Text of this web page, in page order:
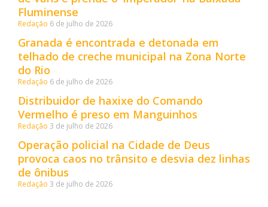
Fluminense
Redação 6 de julho de 2026
Granada é encontrada e detonada em
telhado de creche municipal na Zona Norte
do Rio
Redação 6 de julho de 2026
Distribuidor de haxixe do Comando
Vermelho é preso em Manguinhos
Redação 3 de julho de 2026
Operação policial na Cidade de Deus
provoca caos no trânsito e desvia dez linhas
de ônibus
Redação 3 de julho de 2026